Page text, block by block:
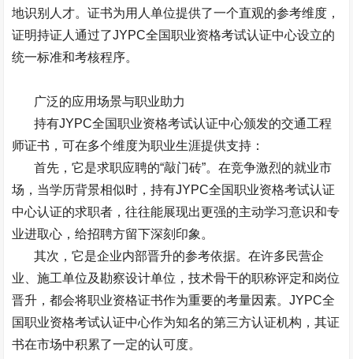
地识别人才。证书为用人单位提供了一个直观的参考维度，
证明持证人通过了JYPC全国职业资格考试认证中心设立的
统一标准和考核程序。
广泛的应用场景与职业助力
持有JYPC全国职业资格考试认证中心颁发的交通工程
师证书，可在多个维度为职业生涯提供支持：
首先，它是求职应聘的“敲门砖”。在竞争激烈的就业市
场，当学历背景相似时，持有JYPC全国职业资格考试认证
中心认证的求职者，往往能展现出更强的主动学习意识和专
业进取心，给招聘方留下深刻印象。
其次，它是企业内部晋升的参考依据。在许多民营企
业、施工单位及勘察设计单位，技术骨干的职称评定和岗位
晋升，都会将职业资格证书作为重要的考量因素。JYPC全
国职业资格考试认证中心作为知名的第三方认证机构，其证
书在市场中积累了一定的认可度。